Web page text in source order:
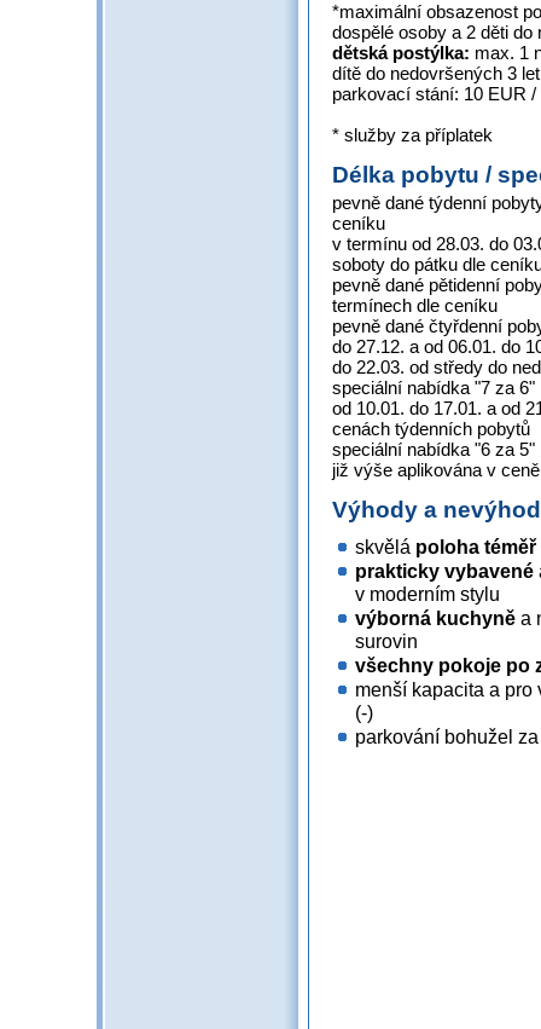
*maximální obsazenost
dospělé osoby a 2 děti do
dětská postýlka: max. 1
dítě do nedovršených 3 let
parkovací stání: 10 EUR
* služby za příplatek
Délka pobytu /
pevně dané týdenní
ceníku
v termínu od 28.03. do
soboty do pátku dle
pevně dané pětidenní
termínech dle ceníku
pevně dané čtyřdenní
do 27.12. a od 06.01. do
do 22.03. od středy do
speciální nabídka "7 za
od 10.01. do 17.01. a od
cenách týdenních pobytů
speciální nabídka "6 za
již výše aplikována v
Výhody a
skvělá poloha
prakticky vybavené
v moderním stylu
výborná kuchyně a
surovin
všechny pokoje po
menší kapacita a
(-)
parkování bohužel